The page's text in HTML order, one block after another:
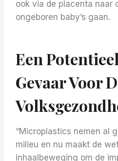
ook via de placenta naar
ongeboren baby’s gaan.
Een
Gevaar Voor
“Microplastics nemen al
milieu en nu maakt de
inhaalbeweging om de